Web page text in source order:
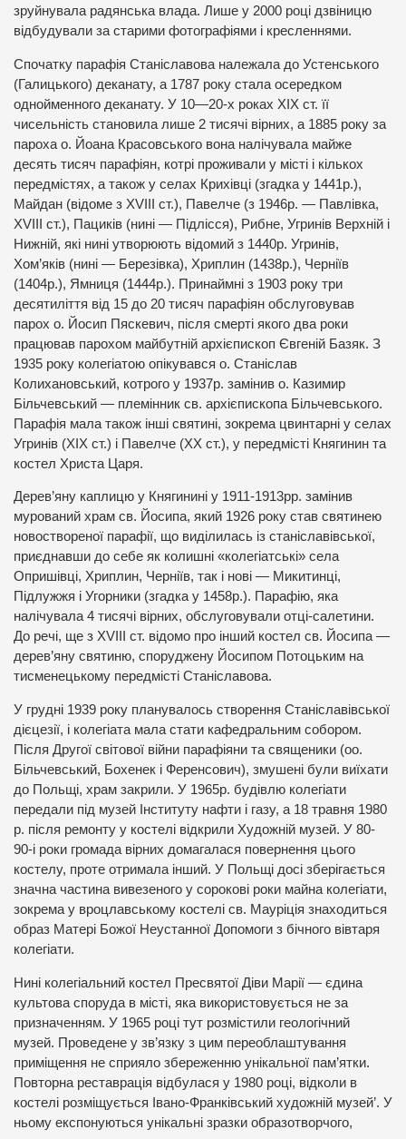
зруйнувала радянська влада. Лише у 2000 році дзвіницю
відбудували за старими фотографіями і кресленнями.
Спочатку парафія Станіславова належала до Устенського
(Галицького) деканату, а 1787 року стала осередком
однойменного деканату. У 10—20-х роках XIX ст. її
чисельність становила лише 2 тисячі вірних, а 1885 року за
пароха о. Йоана Красовського вона налічувала майже
десять тисяч парафіян, котрі проживали у місті і кількох
передмістях, а також у селах Крихівці (згадка у 1441р.),
Майдан (відоме з XVIII ст.), Павелче (з 1946р. — Павлівка,
XVIII ст.), Пациків (нині — Підлісся), Рибне, Угринів Верхній і
Нижній, які нині утворюють відомий з 1440р. Угринів,
Хом’яків (нині — Березівка), Хриплин (1438р.), Черніїв
(1404р.), Ямниця (1444р.). Принаймні з 1903 року три
десятиліття від 15 до 20 тисяч парафіян обслуговував
парох о. Йосип Пяскевич, після смерті якого два роки
працював парохом майбутній архієпископ Євгеній Базяк. З
1935 року колегіатою опікувався о. Станіслав
Колихановський, котрого у 1937р. замінив о. Казимир
Більчевський — племінник св. архієпископа Більчевського.
Парафія мала також інші святині, зокрема цвинтарні у селах
Угринів (XIX ст.) і Павелче (XX ст.), у передмісті Княгинин та
костел Христа Царя.
Дерев’яну каплицю у Княгинині у 1911-1913рр. замінив
мурований храм св. Йосипа, який 1926 року став святинею
новоствореної парафії, що виділилась із станіславівської,
приєднавши до себе як колишні «колегіатські» села
Опришівці, Хриплин, Черніїв, так і нові — Микитинці,
Підлужжя і Угорники (згадка у 1458р.). Парафію, яка
налічувала 4 тисячі вірних, обслуговували отці-салетини.
До речі, ще з XVIII ст. відомо про інший костел св. Йосипа —
дерев’яну святиню, споруджену Йосипом Потоцьким на
тисменецькому передмісті Станіславова.
У грудні 1939 року планувалось створення Станіславівської
дієцезії, і колегіата мала стати кафедральним собором.
Після Другої світової війни парафіяни та священики (оо.
Більчевський, Бохенек і Ференсович), змушені були виїхати
до Польщі, храм закрили. У 1965р. будівлю колегіати
передали під музей Інституту нафти і газу, а 18 травня 1980
р. після ремонту у костелі відкрили Художній музей. У 80-
90-і роки громада вірних домагалася повернення цього
костелу, проте отримала інший. У Польщі досі зберігається
значна частина вивезеного у сорокові роки майна колегіати,
зокрема у вроцлавському костелі св. Мауріція знаходиться
образ Матері Божої Неустанної Допомоги з бічного вівтаря
колегіати.
Нині колегіальний костел Пресвятої Діви Марії — єдина
культова споруда в місті, яка використовується не за
призначенням. У 1965 році тут розмістили геологічний
музей. Проведене у зв’язку з цим переоблаштування
приміщення не сприяло збереженню унікальної пам’ятки.
Повторна реставрація відбулася у 1980 році, відколи в
костелі розміщується Івано-Франківський художній музей’. У
ньому експонуються унікальні зразки образотворчого,